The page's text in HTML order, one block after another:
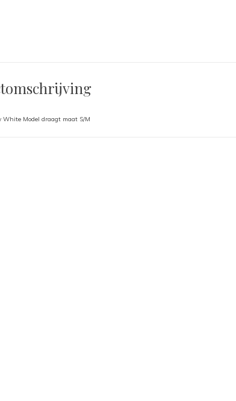
White Model draagt maat S/M